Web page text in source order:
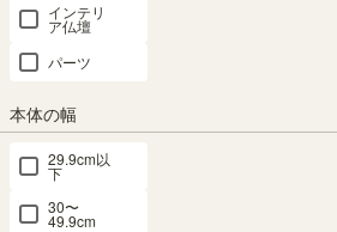
インテリ
ア仏壇
パーツ
本体の幅
29.9cm以
下
30〜
49.9cm
カラーボックス 3段 棚 幅
くすみイエロー 横置き可
カ LTK-9045YL